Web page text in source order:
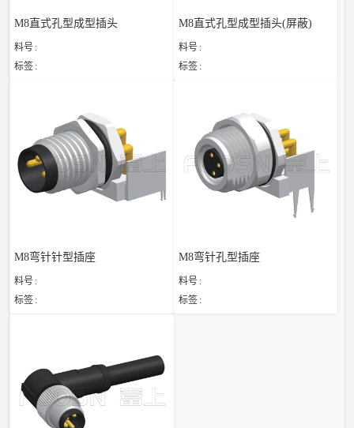
M8直式孔型成型插头
料号
标签
M8直式孔型成型插头(屏蔽)
料号
标签
M8弯针针型插座
料号
标签
M8弯针孔型插座
料号
标签